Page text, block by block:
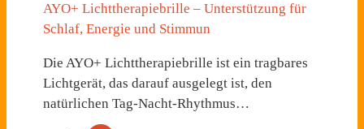
AYO+ Lichttherapiebrille – Unterstützung für
Schlaf, Energie und Stimmun
Die AYO+ Lichttherapiebrille ist ein tragbares
Lichtgerät, das darauf ausgelegt ist, den
natürlichen Tag-Nacht-Rhythmus…